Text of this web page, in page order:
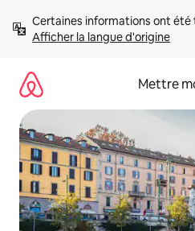
directement
Afficher la langue d'origine
Mettre